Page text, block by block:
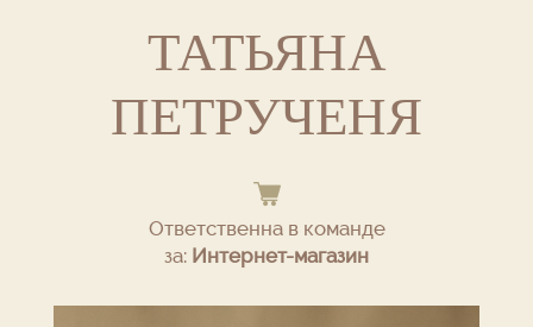
ТАТЬЯНА
ПЕТРУЧЕНЯ
Ответственна в команде
за: Интернет-магазин